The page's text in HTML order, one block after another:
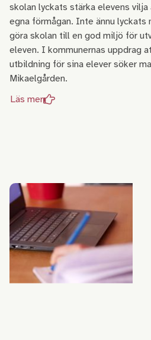
skolan lyckats stärka elevens
egna förmågan. Inte ännu
göra skolan till en god miljö för
eleven. I kommunernas uppdrag
utbildning för sina elever söker
Mikaelgården.
Läs mer